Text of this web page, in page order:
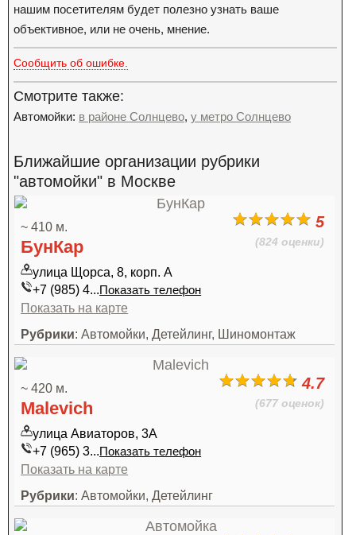
нашим посетителям будет полезно узнать ваше
объективное, или не очень, мнение.
Сообщить об ошибке.
Смотрите также:
Автомойки: в районе Солнцево, у метро Солнцево
Ближайшие организации рубрики
"автомойки" в Москве
5
(824 оценки)
~ 410 м.
БунКар
улица Щорса, 8, корп. А
+7 (985) 4...Показать телефон
Показать на карте
Рубрики: Автомойки, Детейлинг, Шиномонтаж
4.7
(677 оценок)
~ 420 м.
Malevich
улица Авиаторов, 3А
+7 (965) 3...Показать телефон
Показать на карте
Рубрики: Автомойки, Детейлинг